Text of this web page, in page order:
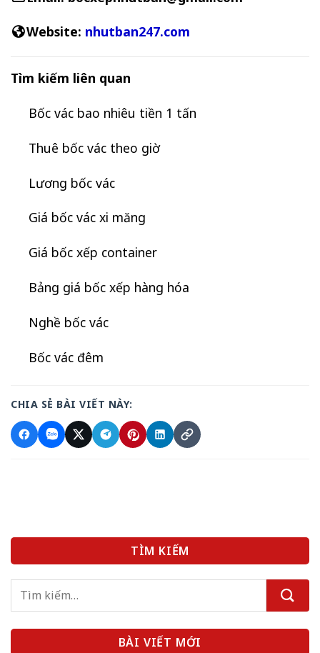
Website: nhutban247.com
Tìm kiếm liên quan
Bốc vác bao nhiêu tiền 1 tấn
Thuê bốc vác theo giờ
Lương bốc vác
Giá bốc vác xi măng
Giá bốc xếp container
Bảng giá bốc xếp hàng hóa
Nghề bốc vác
Bốc vác đêm
CHIA SẺ BÀI VIẾT NÀY:
TÌM KIẾM
BÀI VIẾT MỚI